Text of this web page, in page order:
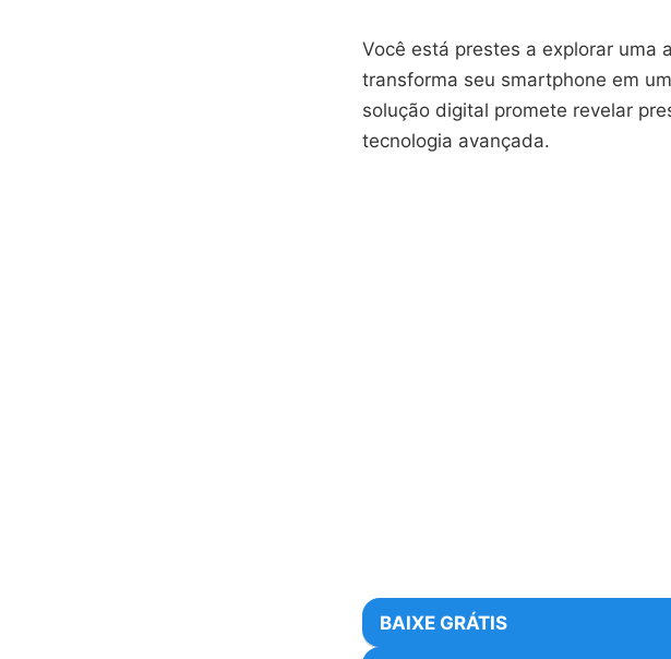
Você está prestes a explorar uma
transforma seu smartphone em
solução digital promete revelar
tecnologia avançada.
BAIXE GRÁTIS